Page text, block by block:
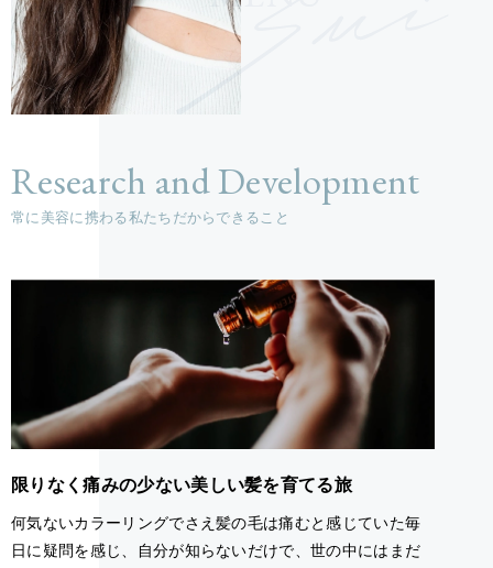
Research and Development
常に美容に携わる私たちだからできること
限りなく痛みの少ない美しい髪を育てる旅
何気ないカラーリングでさえ髪の毛は痛むと感じていた毎
日に疑問を感じ、自分が知らないだけで、世の中にはまだ